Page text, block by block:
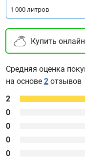
1 000 литров
Купить онлайн
Средняя оценка
на основе 2 отзывов
2
0
0
0
0